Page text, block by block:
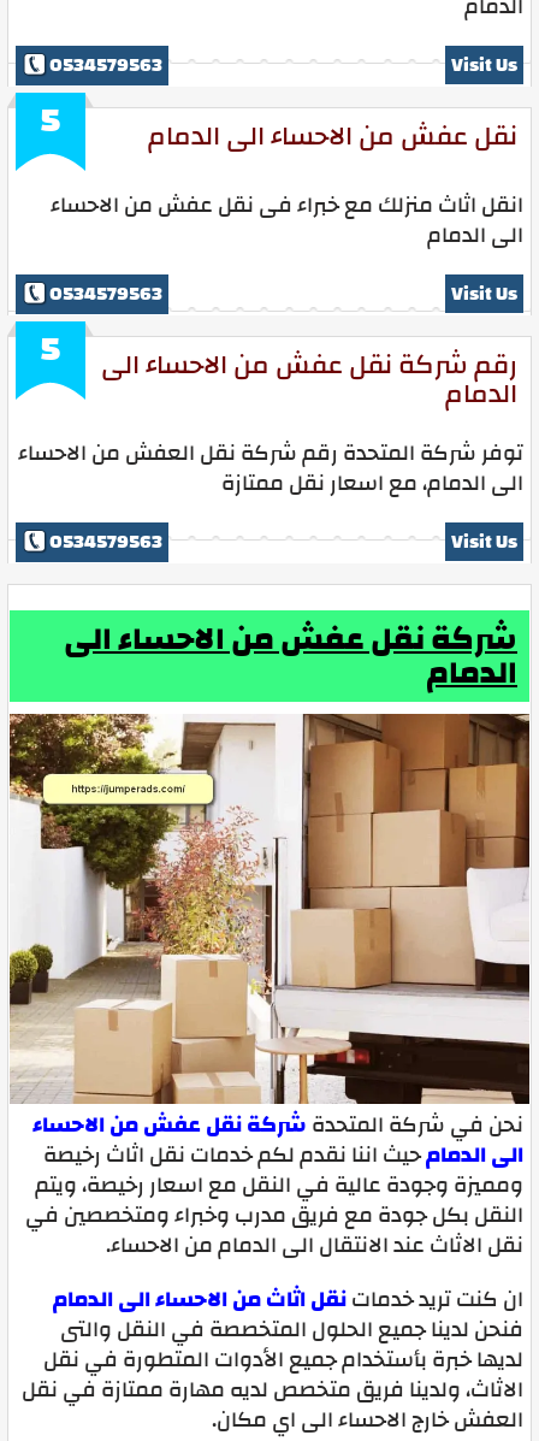
0534579563 Visit Us
5 نقل عفش من الاحساء الى الدمام
انقل اثاث منزلك مع خبراء فى نقل عفش من الاحساء
الى الدمام
0534579563 Visit Us
5 رقم شركة نقل عفش من الاحساء الى
الدمام
توفر شركة المتحدة رقم شركة نقل العفش من الاحساء
الى الدمام، مع اسعار نقل ممتازة
0534579563 Visit Us
شركة نقل عفش من الاحساء الى
الدمام
نحن في شركة المتحدةشركة نقل عفش من الاحساء
الى الدمامحيث اننا نقدم لكم خدمات نقل اثاث رخيصة
ومميزة وجودة عالية في النقل مع اسعار رخيصة، ويتم
النقل بكل جودة مع فريق مدرب وخبراء ومتخصصين في
نقل الاثاث عند الانتقال الى الدمام من الاحساء.
ان كنت تريد خدماتنقل اثاث من الاحساء الى الدمام
فنحن لدينا جميع الحلول المتخصصة في النقل والتى
لديها خبرة بأستخدام جميع الأدوات المتطورة في نقل
الاثاث، ولدينا فريق متخصص لديه مهارة ممتازة في نقل
العفش خارج الاحساء الى اي مكان.